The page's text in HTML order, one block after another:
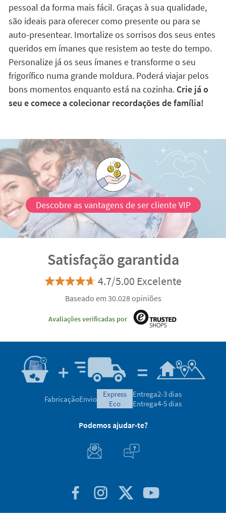
pessoal da forma mais fácil. Graças à sua qualidade,
são ideais para oferecer como presente ou para se
auto-presentear. Imortalize os sorrisos dos seus entes
queridos em ímanes que resistem ao teste do tempo.
Personalize já os seus ímanes e transforme o seu
frigorífico numa grande moldura. Poderá viajar pelos
bons momentos enquanto está na cozinha.Crie já o
seu e comece a colecionar recordações de família!
Descobre as vantagens de ser cliente VIP
Satisfação garantida
4.7/5.00 Excelente
Baseado em 30.028 opiniões
Avaliações verificadas por
FabricaçãoEnvio
express
eco
Entrega2-3 dias
Entrega4-5 dias
Podemos ajudar-te?